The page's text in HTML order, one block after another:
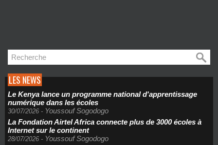
LES NEWS
Le Kenya lance un programme national d'apprentissage
numérique dans les écoles
30/07/2026 - Youssouf Sogodogo
La Fondation Airtel Africa connecte plus de 3000 écoles à
Internet sur le continent
28/07/2026 - Youssouf Sogodogo